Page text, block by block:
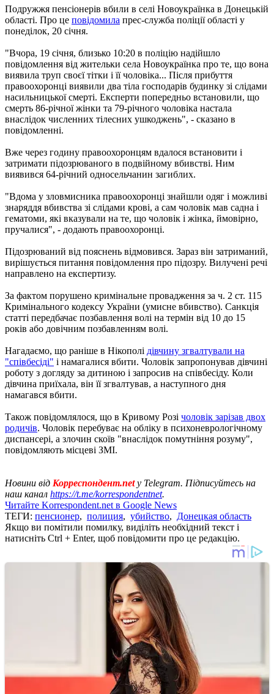
Подружжя пенсіонерів вбили в селі Новоукраїнка в Донецькій
області. Про це повідомила прес-служба поліції області у
понеділок, 20 січня.
"Вчора, 19 січня, близько 10:20 в поліцію надійшло
повідомлення від жительки села Новоукраїнка про те, що вона
виявила труп своєї тітки і її чоловіка... Після прибуття
правоохоронці виявили два тіла господарів будинку зі слідами
насильницької смерті. Експерти попередньо встановили, що
смерть 86-річної жінки та 79-річного чоловіка настала
внаслідок численних тілесних ушкоджень", - сказано в
повідомленні.
Вже через годину правоохоронцям вдалося встановити і
затримати підозрюваного в подвійному вбивстві. Ним
виявився 64-річний односельчанин загиблих.
"Вдома у зловмисника правоохоронці знайшли одяг і можливі
знаряддя вбивства зі слідами крові, а сам чоловік мав садна і
гематоми, які вказували на те, що чоловік і жінка, ймовірно,
пручалися", - додають правоохоронці.
Підозрюваний від пояснень відмовився. Зараз він затриманий,
вирішується питання повідомлення про підозру. Вилучені речі
направлено на експертизу.
За фактом порушено кримінальне провадження за ч. 2 ст. 115
Кримінального кодексу України (умисне вбивство). Санкція
статті передбачає позбавлення волі на термін від 10 до 15
років або довічним позбавленням волі.
Нагадаємо, що раніше в Нікополі дівчину згвалтували на
"співбесіді" і намагалися вбити. Чоловік запропонував дівчині
роботу з догляду за дитиною і запросив на співбесіду. Коли
дівчина приїхала, він її згвалтував, а наступного дня
намагався вбити.
Також повідомлялося, що в Кривому Розі чоловік зарізав двох
родичів. Чоловік перебуває на обліку в психоневрологічному
диспансері, а злочин скоїв "внаслідок помутніння розуму",
повідомляють місцеві ЗМІ.
Новини від Корреспондент.net у Telegram. Підписуйтесь на
наш канал https://t.me/korrespondentnet.
Читайте Korrespondent.net в Google News
ТЕГИ: пенсионер, полиция, убийство, Донецкая область
Якщо ви помітили помилку, виділіть необхідний текст і
натисніть Ctrl + Enter, щоб повідомити про це редакцію.